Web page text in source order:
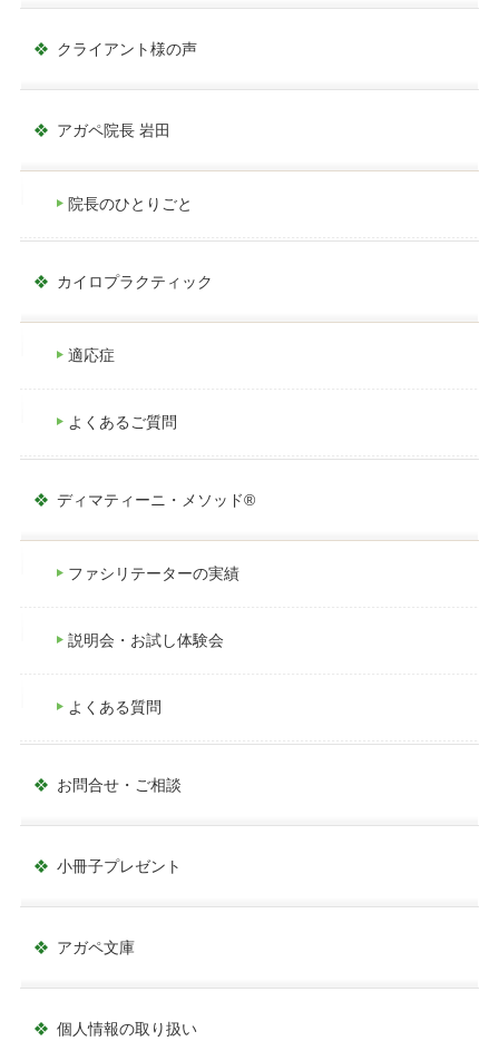
クライアント様の声
アガペ院長 岩田
院長のひとりごと
カイロプラクティック
適応症
よくあるご質問
ディマティーニ・メソッド®
ファシリテーターの実績
説明会・お試し体験会
よくある質問
お問合せ・ご相談
小冊子プレゼント
アガペ文庫
個人情報の取り扱い